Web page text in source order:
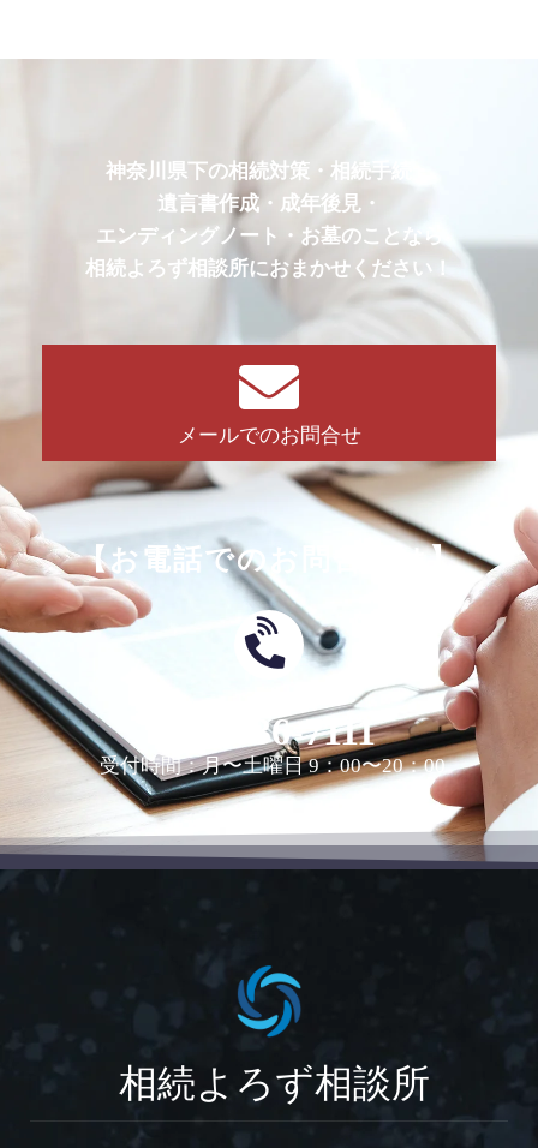
神奈川県下の相続対策・相続手続・
遺言書作成・成年後見・
エンディングノート・お墓のことなら
相続よろず相談所におまかせください！
メールでのお問合せ
【お電話でのお問合せは】
0463-36-7111
受付時間：月〜土曜日 9：00〜20：00
相続よろず相談所